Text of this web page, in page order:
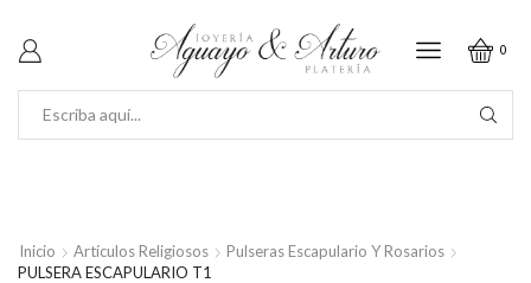
0
Inicio Artículos Religiosos
Pulseras Escapulario Y Rosarios
PULSERA ESCAPULARIO T1